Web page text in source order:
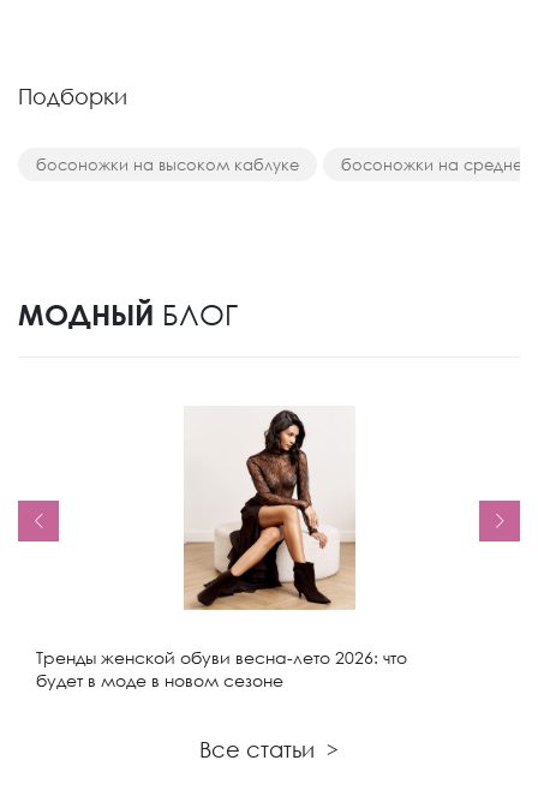
Подборки
босоножки на высоком каблуке босоножки на среднем
МОДНЫЙ БЛОГ
Тренды женской обуви весна-лето 2026: что
будет в моде в новом сезоне
Все статьи >